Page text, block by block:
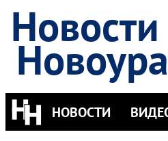
Новости
НОВОСТИ